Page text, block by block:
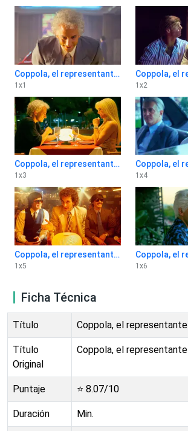
Coppola, el representante 1x1
1 x1 1 x2
Coppola, el representante 1x3
1 x3 1 x4
Coppola, el representante 1x5
1 x5 1 x6
Ficha Técnica
Título Coppola, el representante
Título
Original
Coppola, el representante
Puntaje ⭐ 8.07/10
Duración Min.